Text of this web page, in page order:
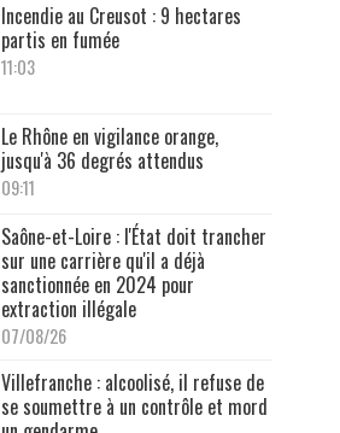
Incendie au Creusot : 9 hectares
partis en fumée
11:03
Le Rhône en vigilance orange,
jusqu'à 36 degrés attendus
09:11
Saône-et-Loire : l'État doit trancher
sur une carrière qu'il a déjà
sanctionnée en 2024 pour
extraction illégale
07/08/26
Villefranche : alcoolisé, il refuse de
se soumettre à un contrôle et mord